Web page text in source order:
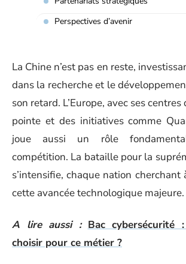
Perspectives d’avenir
La Chine n’est pas en reste,
dans la recherche et le
son retard. L’Europe, avec ses
pointe et des initiatives comme
joue aussi un rôle
compétition. La bataille pour la
s’intensifie, chaque nation cherchant
cette avancée technologique majeure.
A lire aussi : Bac cybersécurité
choisir pour ce métier ?